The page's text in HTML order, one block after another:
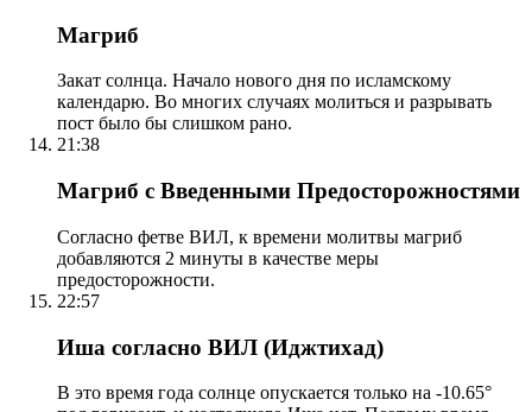
Магриб
Закат солнца. Начало нового дня по исламскому
календарю. Во многих случаях молиться и разрывать
пост было бы слишком рано.
21:38
Магриб с Введенными Предосторожностями
Согласно фетве ВИЛ, к времени молитвы магриб
добавляются 2 минуты в качестве меры
предосторожности.
22:57
Иша согласно ВИЛ (Иджтихад)
В это время года солнце опускается только на -10.65°